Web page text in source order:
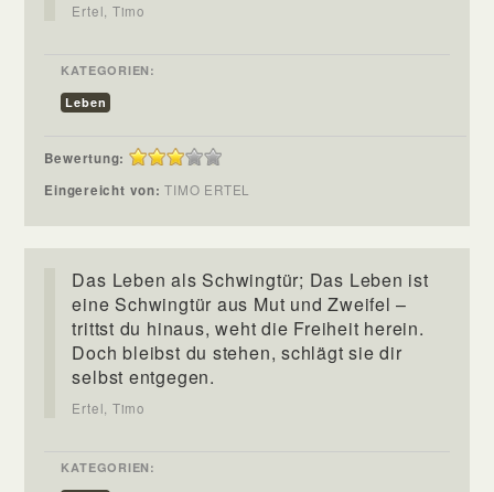
Ertel, Timo
KATEGORIEN:
Leben
Bewertung:
Eingereicht von:TIMO ERTEL
Das Leben als Schwingtür; Das Leben ist
eine Schwingtür aus Mut und Zweifel –
trittst du hinaus, weht die Freiheit herein.
Doch bleibst du stehen, schlägt sie dir
selbst entgegen.
Ertel, Timo
KATEGORIEN: